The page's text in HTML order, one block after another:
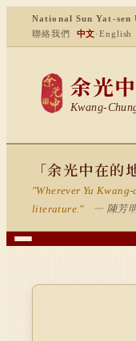
National Sun Yat-
聯絡我們
中文·English
余光
Kwang-
「余光中在的
"Wherever Yu
literature."
— 陳芳